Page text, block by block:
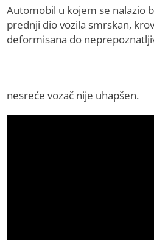
Automobil u kojem se nalazio
prednji dio vozila smrskan,
deformisana do
nesreće vozač nije uhapšen.